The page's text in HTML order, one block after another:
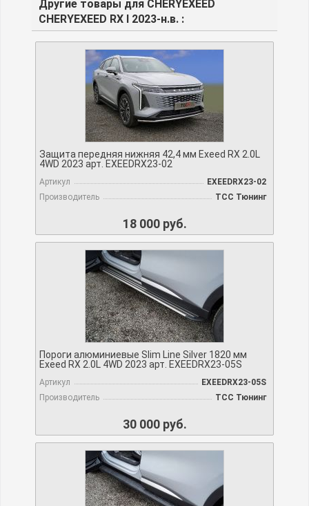
Другие товары для CHERYEXEED
CHERYEXEED RX I 2023-н.в. :
Защита передняя нижняя 42,4 мм Exeed RX 2.0L
4WD 2023 арт. EXEEDRX23-02
Артикул
EXEEDRX23-02
Производитель
TCC Тюнинг
18 000 руб.
Пороги алюминиевые Slim Line Silver 1820 мм
Exeed RX 2.0L 4WD 2023 арт. EXEEDRX23-05S
Артикул
EXEEDRX23-05S
Производитель
TCC Тюнинг
30 000 руб.